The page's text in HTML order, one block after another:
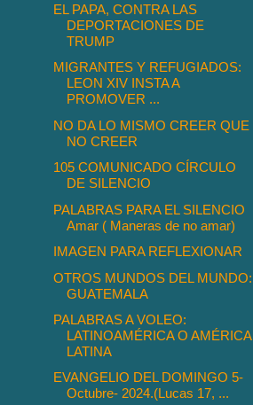
EL PAPA, CONTRA LAS
DEPORTACIONES DE
TRUMP
MIGRANTES Y REFUGIADOS:
LEON XIV INSTA A
PROMOVER ...
NO DA LO MISMO CREER QUE
NO CREER
105 COMUNICADO CÍRCULO
DE SILENCIO
PALABRAS PARA EL SILENCIO
Amar ( Maneras de no amar)
IMAGEN PARA REFLEXIONAR
OTROS MUNDOS DEL MUNDO:
GUATEMALA
PALABRAS A VOLEO:
LATINOAMÉRICA O AMÉRICA
LATINA
EVANGELIO DEL DOMINGO 5-
Octubre- 2024.(Lucas 17, ...